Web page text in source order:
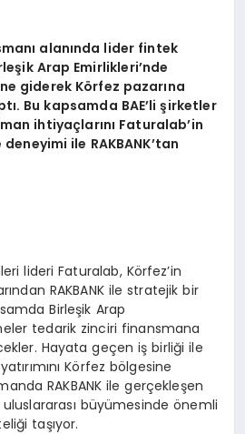
alanında lider fintek
Arap Emirlikleri’nde
giderek Körfez pazarına
Bu kapsamda BAE’li şirketler
ihtiyaçlarını Faturalab’in
ile RAKBANK’tan
lideri Faturalab, Körfez’in
RAKBANK ile stratejik bir
Birleşik Arap
tedarik zinciri finansmana
Hayata geçen iş birliği ile
Körfez bölgesine
RAKBANK ile gerçekleşen
büyümesinde önemli
taşıyor.